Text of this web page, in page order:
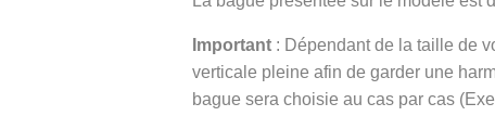
Important : Dépendant de la taille de
verticale pleine afin de garder une
bague sera choisie au cas par cas